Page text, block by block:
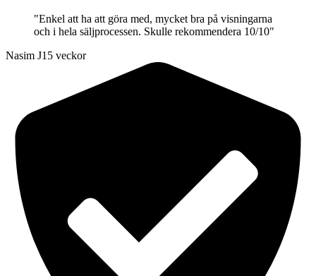
"Enkel att ha att göra med, mycket bra på visningarna
och i hela säljprocessen. Skulle rekommendera 10/10"
Nasim J15 veckor